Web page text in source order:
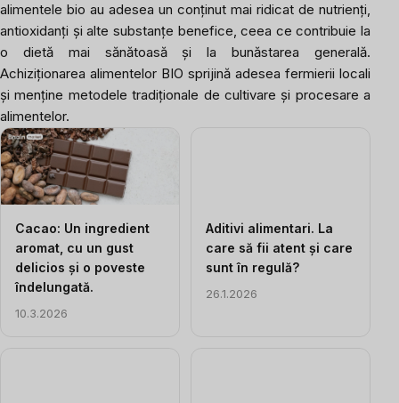
alimentele bio au adesea un conținut mai ridicat de nutrienți,
antioxidanți și alte substanțe benefice, ceea ce contribuie la
o dietă mai sănătoasă și la bunăstarea generală.
Achiziționarea alimentelor BIO sprijină adesea fermierii locali
și menține metodele tradiționale de cultivare și procesare a
alimentelor.
Listă
articole
Cacao: Un ingredient
aromat, cu un gust
delicios și o poveste
îndelungată.
10.3.2026
Aditivi alimentari. La
care să fii atent și care
sunt în regulă?
26.1.2026